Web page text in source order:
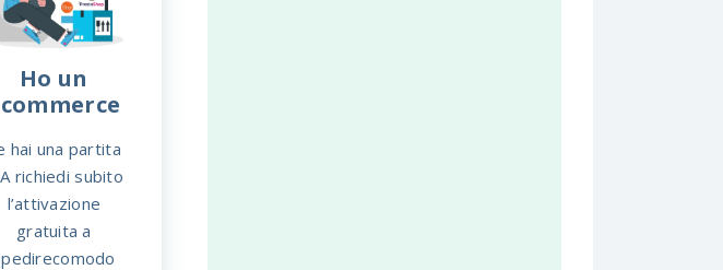
Ho un
hai una partita
richiedi subito
l’attivazione
gratuita a